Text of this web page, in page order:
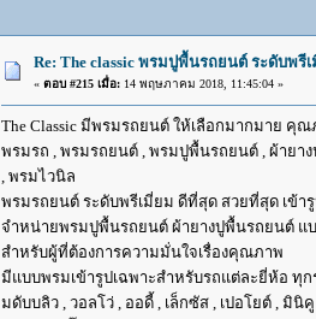
Re: The classic พรมปูพื้นรถยนต์ ระดับพรี
« ตอบ #215 เมื่อ:14 พฤษภาคม 2018, 11:45:04 »
The Classic มีพรมรถยนต์ ให้เลือกมากมาย คุ
พรมรถ , พรมรถยนต์ , พรมปูพื้นรถยนต์ , ผ้ายา
, พรมไวนิล
พรมรถยนต์ ระดับพรีเมี่ยม ดีที่สุด สวยที่สุด เข้ารู
จำหน่ายพรมปูพื้นรถยนต์ ผ้ายางปูพื้นรถยนต์ แบบ
สำหรับผู้ที่ต้องการความมั่นใจเรื่องคุณภาพ
มีแบบพรมเข้ารูปเฉพาะสำหรับรถแต่ละยี่ห้อ ทุก
มดับบลิว , วอลโว่ , ออดี้ , เล็กซัส , เปอโยต์ , มินิ